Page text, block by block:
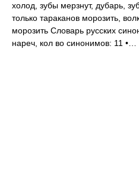
холод, зубы мерзнут, дубарь,
только тараканов морозить,
морозить Словарь русских
нареч, кол во синонимов: 11